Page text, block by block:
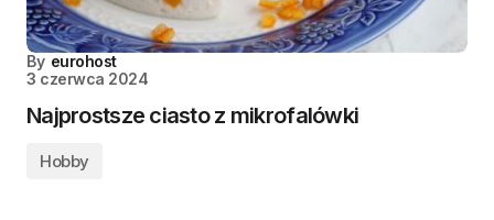
By eurohost
3 czerwca 2024
Najprostsze ciasto z mikrofalówki
Hobby